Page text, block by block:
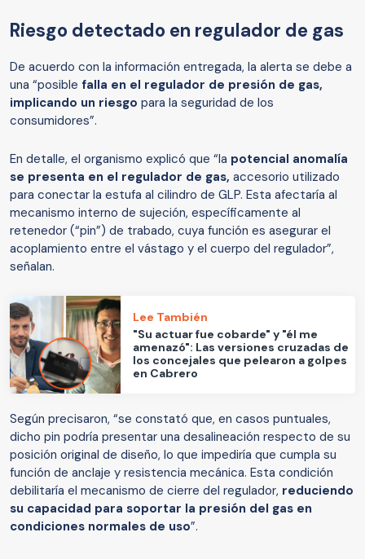
Riesgo detectado en regulador de gas
De acuerdo con la información entregada, la alerta se debe a
una “posible falla en el regulador de presión de gas,
implicando un riesgo para la seguridad de los
consumidores”.
En detalle, el organismo explicó que “la potencial anomalía
se presenta en el regulador de gas, accesorio utilizado
para conectar la estufa al cilindro de GLP. Esta afectaría al
mecanismo interno de sujeción, específicamente al
retenedor (“pin”) de trabado, cuya función es asegurar el
acoplamiento entre el vástago y el cuerpo del regulador”,
señalan.
Lee También
"Su actuar fue cobarde" y "él me
amenazó": Las versiones cruzadas de
los concejales que pelearon a golpes
en Cabrero
Según precisaron, “se constató que, en casos puntuales,
dicho pin podría presentar una desalineación respecto de su
posición original de diseño, lo que impediría que cumpla su
función de anclaje y resistencia mecánica. Esta condición
debilitaría el mecanismo de cierre del regulador, reduciendo
su capacidad para soportar la presión del gas en
condiciones normales de uso”.